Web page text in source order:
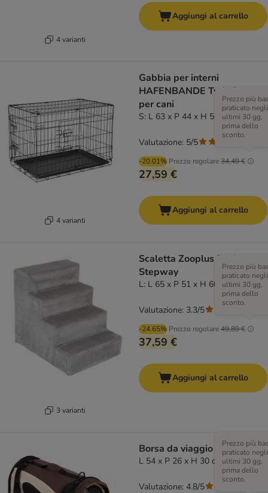
4 varianti
Aggiungi al carrello
4 varianti
Gabbia per interni
HAFENBANDE Twin Door
per cani
S: L 63 x P 44 x H 50,5 cm
-20.01% Prezzo regolare34,49 €
Prezzo più
praticato negli
ultimi 30 gg,
prima dello
sconto.
27,59 €
Valutazione: 5/5
Aggiungi al carrello
3 varianti
Scaletta Zooplus Basics
Stepway
L: L 65 x P 51 x H 60 cm
-24.65% Prezzo regolare49,89 €
Prezzo più
praticato negli
ultimi 30 gg,
prima dello
sconto.
37,59 €
Valutazione: 3.3/5
Aggiungi al carrello
Borsa da viaggio Sporty - L
L 54 x P 26 x H 30 cm marrone
Prezzo più
praticato negli
ultimi 30 gg,
prima dello
sconto.
Valutazione: 4.8/5